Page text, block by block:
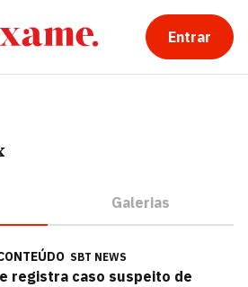
Entrar
Galerias
SBT NEWS
registra caso suspeito de